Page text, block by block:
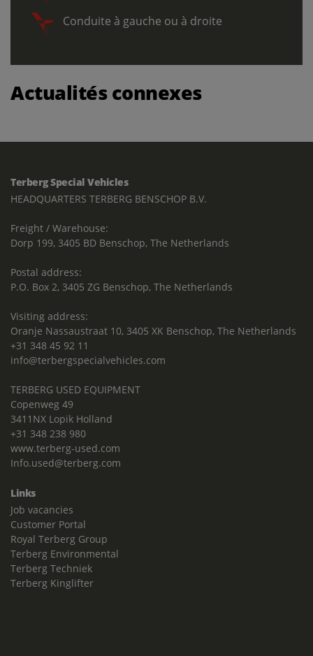
Conduite à gauche ou à droite
Actualités connexes
Terberg Special Vehicles
HEADQUARTERS TERBERG BENSCHOP B.V.
Freight / Warehouse:
Dorp 199, 3405 BD Benschop, The Netherlands
Postal address:
P.O. Box 2, 3405 ZG Benschop, The Netherlands
Visiting address:
Oranje Nassaustraat 10, 3405 XK Benschop, The Netherlands
+31 348 45 92 11
info@terbergspecialvehicles.com
TERBERG USED EQUIPMENT
Copenweg 49
3411NX Lopik Holland
+31 348 238 980
www.terberg-used.com
Info.used@terberg.com
Links
Job vacancies
Customer Portal
Royal Terberg Group
Terberg Environmental
Terberg Techniek
Terberg Kinglifter